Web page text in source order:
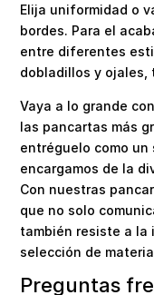
Elija uniformidad o
bordes. Para el
entre diferentes
dobladillos y ojales,
Vaya a lo grande
las pancartas más
entréguelo como un
encargamos de la
Con nuestras
que no solo
también resiste a la
selección de
Preguntas